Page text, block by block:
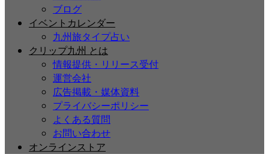
ブログ
イベントカレンダー
九州旅タイプ占い
クリップ九州 とは
情報提供・リリース受付
運営会社
広告掲載・媒体資料
プライバシーポリシー
よくある質問
お問い合わせ
オンラインストア